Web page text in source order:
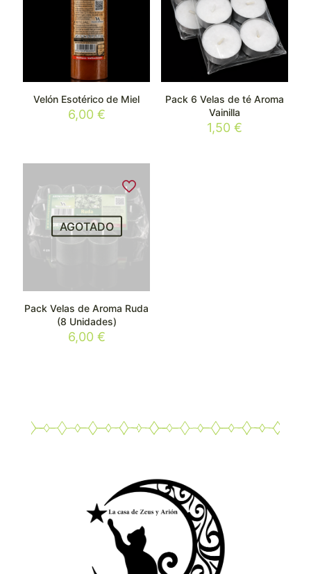
Velón Esotérico de Miel
6,00 €
Pack 6 Velas de té Aroma
Vainilla
1,50 €
AGOTADO
Pack Velas de Aroma Ruda
(8 Unidades)
6,00 €